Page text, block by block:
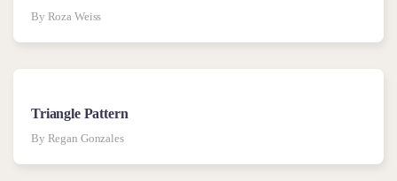
By Roza Weiss
Triangle Pattern
By Regan Gonzales